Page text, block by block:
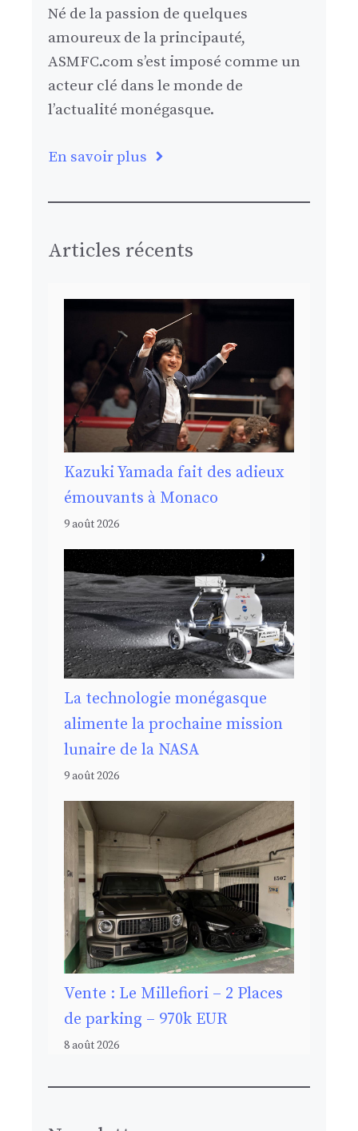
Né de la passion de quelques
amoureux de la principauté,
ASMFC.com s’est imposé comme un
acteur clé dans le monde de
l’actualité monégasque.
En savoir plus
Articles récents
Kazuki Yamada fait des adieux
émouvants à Monaco
9 août 2026
La technologie monégasque
alimente la prochaine mission
lunaire de la NASA
9 août 2026
Vente : Le Millefiori – 2 Places
de parking – 970k EUR
8 août 2026